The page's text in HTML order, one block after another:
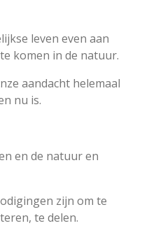
leven even aan
komen in de natuur.
aandacht helemaal
nu is.
en de natuur en
zijn om te
te delen.